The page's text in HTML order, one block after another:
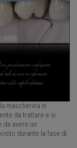
mascherina in
da trattare e si
da avere un
durante la fase di